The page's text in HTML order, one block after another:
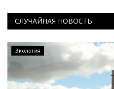
СЛУЧАЙНАЯ НОВОСТЬ
Экология